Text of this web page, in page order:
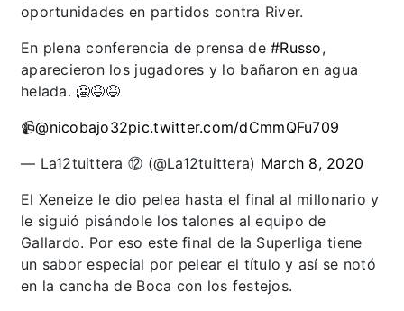
oportunidades en partidos contra River.
En plena conferencia de prensa de#Russo,
aparecieron los jugadores y lo bañaron en agua
helada. 🥶😆😆
📹@nicobajo32pic.twitter.com/dCmmQFu709
— La12tuittera ⑫ (@La12tuittera) March 8, 2020
El Xeneize le dio pelea hasta el final al millonario y
le siguió pisándole los talones al equipo de
Gallardo. Por eso este final de la Superliga tiene
un sabor especial por pelear el título y así se notó
en la cancha de Boca con los festejos.